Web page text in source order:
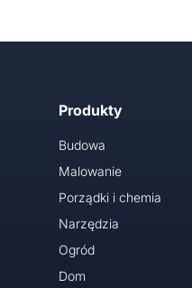
Produkty
Budowa
Malowanie
Porządki i chemia
Narzędzia
Ogród
Dom